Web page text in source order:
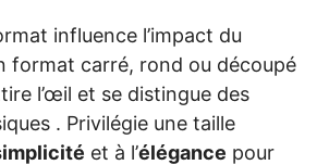
influence l’impact du
format carré, rond ou découpé
l’œil et se distingue des
. Privilégie une taille
et à l’élégance pour